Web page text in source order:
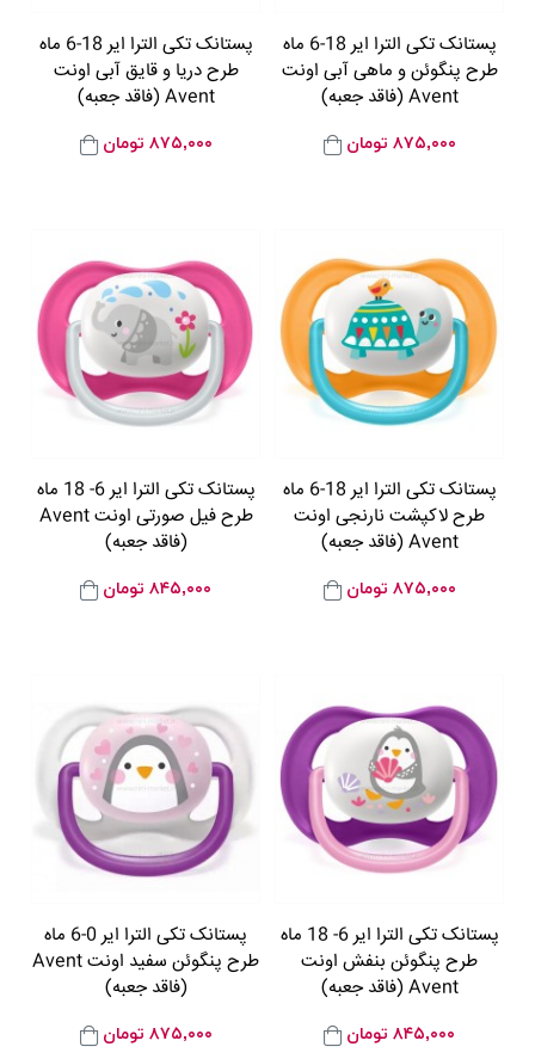
پستانک تکی الترا ایر 18-6 ماه
طرح پنگوئن و ماهی آبی اونت
Avent (فاقد جعبه)
۸۷۵,۰۰۰ تومان
پستانک تکی الترا ایر 18-6 ماه
طرح دریا و قایق آبی اونت
Avent (فاقد جعبه)
۸۷۵,۰۰۰ تومان
پستانک تکی الترا ایر 18-6 ماه
طرح لاکپشت نارنجی اونت
Avent (فاقد جعبه)
۸۷۵,۰۰۰ تومان
پستانک تکی الترا ایر 6- 18 ماه
طرح فیل صورتی اونت Avent
(فاقد جعبه)
۸۴۵,۰۰۰ تومان
پستانک تکی الترا ایر 6- 18 ماه
طرح پنگوئن بنفش اونت
Avent (فاقد جعبه)
۸۴۵,۰۰۰ تومان
پستانک تکی الترا ایر 0-6 ماه
طرح پنگوئن سفید اونت Avent
(فاقد جعبه)
۸۷۵,۰۰۰ تومان